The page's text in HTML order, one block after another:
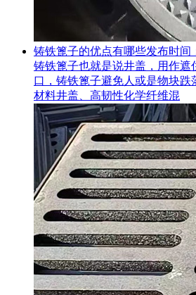
铸铁篦子的优点有哪些发布时间
铸铁篦子也就是说井盖，用作遮
口，铸铁篦子避免人或是物块跌
材料井盖、高韧性化学纤维混